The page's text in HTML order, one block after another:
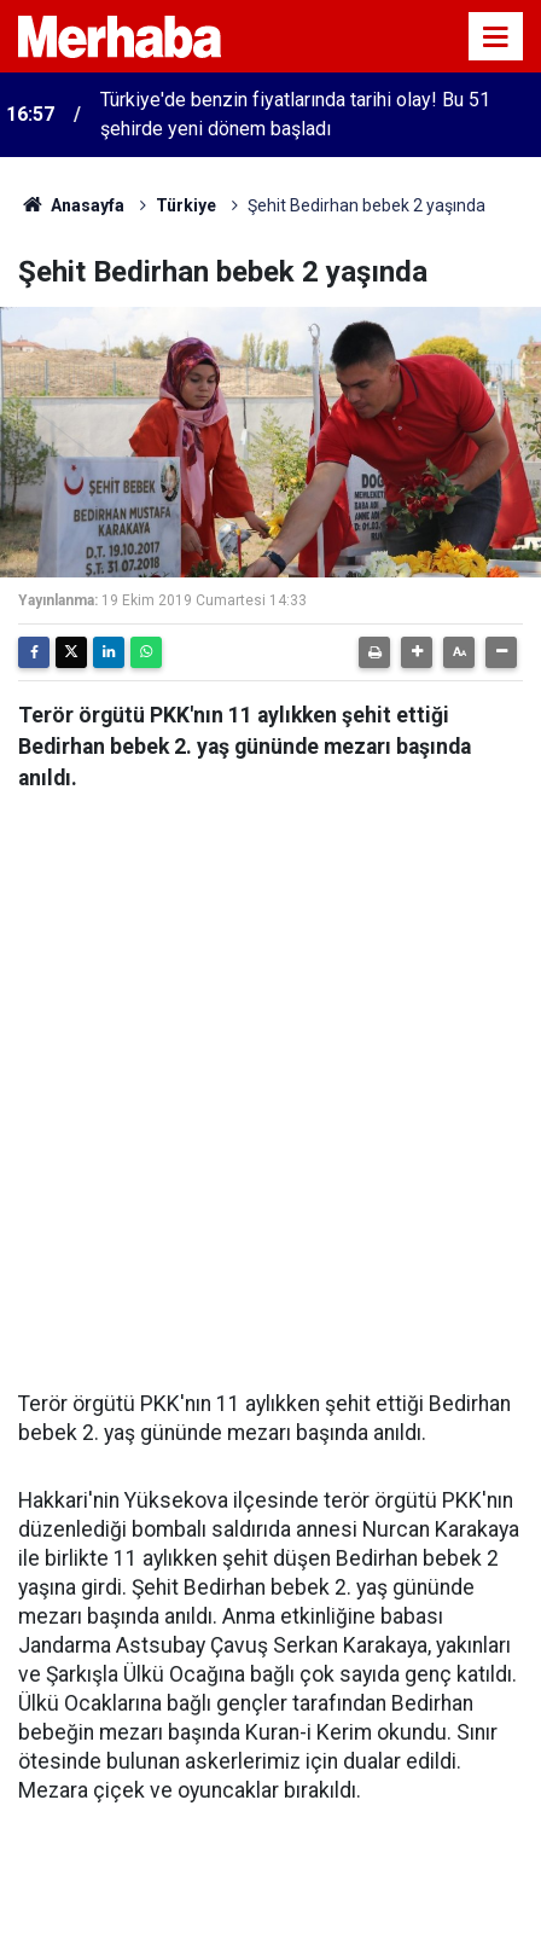
16:57
Türkiye'de benzin fiyatlarında tarihi olay! Bu 51
şehirde yeni dönem başladı
Anasayfa Türkiye Şehit Bedirhan bebek 2 yaşında
Şehit Bedirhan bebek 2 yaşında
Yayınlanma: 19 Ekim 2019 Cumartesi 14:33
Terör örgütü PKK'nın 11 aylıkken şehit ettiği
Bedirhan bebek 2. yaş gününde mezarı başında
anıldı.
Terör örgütü PKK'nın 11 aylıkken şehit ettiği Bedirhan
bebek 2. yaş gününde mezarı başında anıldı.
Hakkari'nin Yüksekova ilçesinde terör örgütü PKK'nın
düzenlediği bombalı saldırıda annesi Nurcan Karakaya
ile birlikte 11 aylıkken şehit düşen Bedirhan bebek 2
yaşına girdi. Şehit Bedirhan bebek 2. yaş gününde
mezarı başında anıldı. Anma etkinliğine babası
Jandarma Astsubay Çavuş Serkan Karakaya, yakınları
ve Şarkışla Ülkü Ocağına bağlı çok sayıda genç katıldı.
Ülkü Ocaklarına bağlı gençler tarafından Bedirhan
bebeğin mezarı başında Kuran-i Kerim okundu. Sınır
ötesinde bulunan askerlerimiz için dualar edildi.
Mezara çiçek ve oyuncaklar bırakıldı.